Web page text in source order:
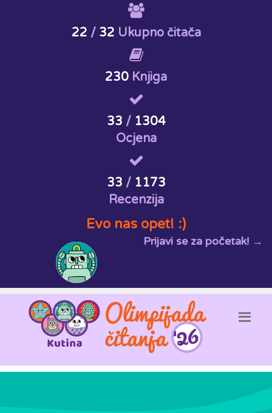
22 / 32 Ukupno čitača
230 Knjiga
33 / 1304
Ocjena
33 / 1173
Recenzija
Evo nas opet! :)
Prijavi se za početak! →